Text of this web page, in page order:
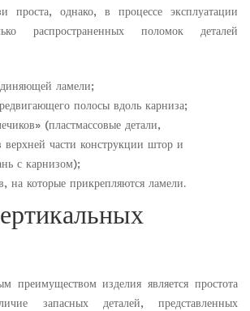
проста, однако, в процессе эксплуатации
распространенных поломок деталей
ламели;
полосы вдоль карниза;
(пластмассовые детали,
верхней части конструкции штор и
с карнизом);
на которые прикрепляются ламели.
преимуществом изделия является простота
запасных деталей, представленных